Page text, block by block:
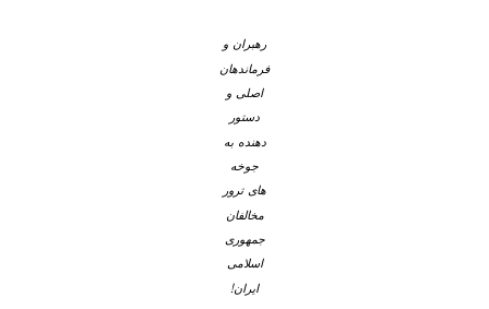
رهبران و
فرماندهان
اصلی و
دستور
دهنده به
جوخه
های ترور
مخالفان
جمهوری
اسلامی
ایران!